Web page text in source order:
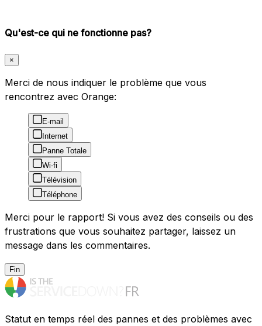
Qu'est-ce qui ne fonctionne pas?
×
Merci de nous indiquer le problème que vous
rencontrez avec Orange:
E-mail
Internet
Panne Totale
Wi-fi
Télévision
Téléphone
Merci pour le rapport! Si vous avez des conseils ou des
frustrations que vous souhaitez partager, laissez un
message dans les commentaires.
Fin
Statut en temps réel des pannes et des problèmes avec